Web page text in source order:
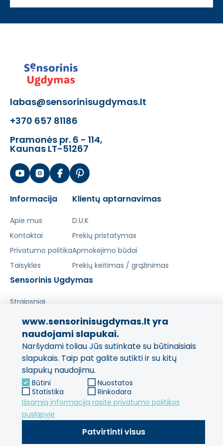
labas@sensorinisugdymas.lt
+370 657 81186
Pramonės pr. 6 - 114,
Kaunas LT-51267
Informacija
Apie mus
Kontaktai
Privatumo politika
Taisyklės
Klientų aptarnavimas
D.U.K
Prekių pristatymas
Apmokėjimo būdai
Prekių keitimas / grąžinimas
Sensorinis Ugdymas
Straipsniai
Pasidalinkite savo patirtimi!
Jūsų nuomonė svarbi mums
ir kitiems pirkėjams.
Palikti atsiliepimą
www.sensorinisugdymas.lt yra
naudojami slapukai.
Naršydami toliau Jūs sutinkate su būtinaisiais
slapukais. Taip pat galite sutikti ir su kitų
slapukų naudojimu.
Būtini
Nuostatos
Statistika
Rinkodara
Išsamią informaciją rasite privatumo politikos
puslapyje
Patvirtinti visus